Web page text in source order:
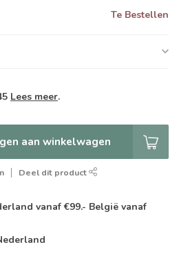
Te Bestellen
Lees meer.
aan winkelwagen
Deel dit product
vanaf €99.- België vanaf